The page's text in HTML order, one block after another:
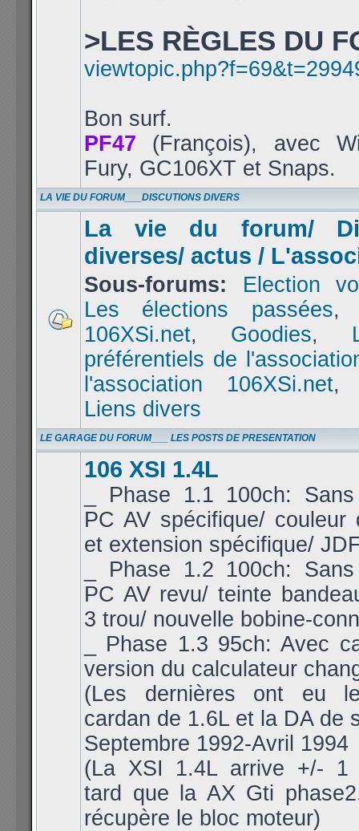
>LES RÈGLES DU
Bon surf.
PF47 (François), avec
Fury, GC106XT et Snaps.
LA VIE DU FORUM___DISCUTIONS DIVERS
La vie du forum/
diverses/ actus /
Sous-forums: Election
Les élections passées
106XSi.net, Goodies,
préférentiels de
l'association 106XSi.net
Liens divers
LE GARAGE DU FORUM___ LES POSTS DE PRESENTATION
106 XSI 1.4L
_ Phase 1.1 100ch:
PC AV spécifique/ couleur
et extension spécifique/
_ Phase 1.2 100ch:
PC AV revu/ teinte
3 trou/ nouvelle bobine-
_ Phase 1.3 95ch: Avec
version du calculateur
(Les dernières ont eu
cardan de 1.6L et la DA de
Septembre 1992-Avril 1994
(La XSI 1.4L arrive +/- 1
tard que la AX Gti
récupère le bloc moteur)